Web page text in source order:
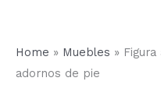
Home » Muebles »
adornos de pie